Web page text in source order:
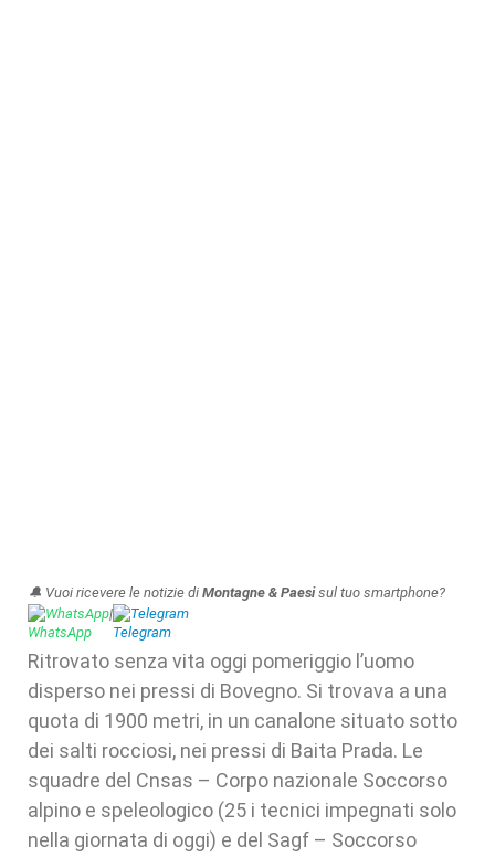
🔔 Vuoi ricevere le notizie di Montagne & Paesisul tuo smartphone?
WhatsApp| Telegram
Ritrovato senza vita oggi pomeriggio l’uomo
disperso nei pressi di Bovegno. Si trovava a una
quota di 1900 metri, in un canalone situato sotto
dei salti rocciosi, nei pressi di Baita Prada. Le
squadre del Cnsas – Corpo nazionale Soccorso
alpino e speleologico (25 i tecnici impegnati solo
nella giornata di oggi) e del Sagf – Soccorso